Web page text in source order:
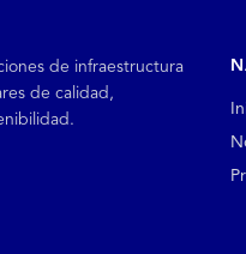
de infraestructura
de calidad,